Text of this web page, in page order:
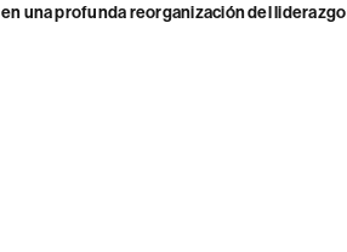
en una profunda reorganización del liderazgo